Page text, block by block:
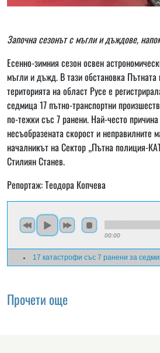
Започна сезонът с мъгли и дъждове,
Есенно-зимния сезон освен
мъгли и дъжд. В тази обстановка
територията на област Русе е
седмица 17 пътно-транспортни
по-тежки със 7 ранени. Най-често
несъобразената скорост и неправилните
началникът на Сектор „Пътна полиция-
Стилиян Станев.
Репортаж: Теодора Копчева
00:00
17 катастрофи със 7 ранени за
Прочети още